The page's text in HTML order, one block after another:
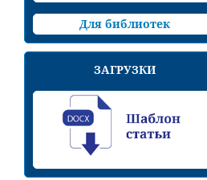
Для библиотек
ЗАГРУЗКИ